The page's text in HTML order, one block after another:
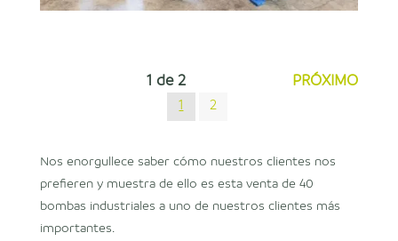
PRÓXIMO
1 de 2
1 2
Nos enorgullece saber cómo nuestros clientes nos
prefieren y muestra de ello es esta venta de 40
bombas industriales a uno de nuestros clientes más
importantes.